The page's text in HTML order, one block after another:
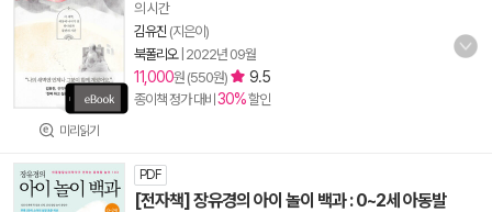
미리읽기
의 시간
김유진 (지은이)
북폴리오| 2022년 09월
11,000원 (550원) 9.5
종이책 정가 대비 30%할인
PDF
[전자책] 장유경의 아이 놀이 백과 : 0~2세 아동발